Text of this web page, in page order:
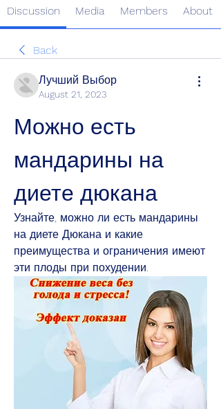
Discussion Media Members About
Back
Лучший Выбор
August 21, 2023
Можно есть
мандарины на
диете дюкана
Узнайте, можно ли есть мандарины
на диете Дюкана и какие
преимущества и ограничения имеют
эти плоды при похудении.